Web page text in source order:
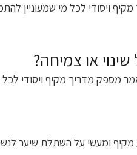
ויסודי לכל מי שמעוניין
או צמיחה?
מספק מדריך מקיף ויסודי
מקיף ומעשי על השתלת שיער